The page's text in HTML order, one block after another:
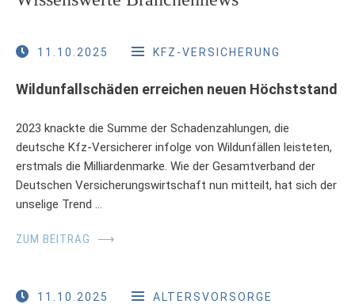
11.10.2025 KFZ-VERSICHERUNG
Wildunfallschäden erreichen neuen Höchststand
2023 knackte die Summe der Schadenzahlungen, die
deutsche Kfz-Versicherer infolge von Wildunfällen leisteten,
erstmals die Milliardenmarke. Wie der Gesamtverband der
Deutschen Versicherungswirtschaft nun mitteilt, hat sich der
unselige Trend …
ZUM BEITRAG ⟶
11.10.2025 ALTERSVORSORGE